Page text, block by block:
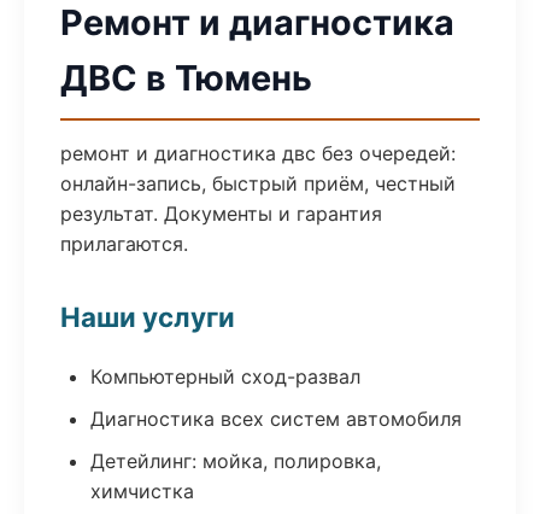
Ремонт и диагностика
ДВС в Тюмень
ремонт и диагностика двс без очередей:
онлайн-запись, быстрый приём, честный
результат. Документы и гарантия
прилагаются.
Наши услуги
Компьютерный сход-развал
Диагностика всех систем автомобиля
Детейлинг: мойка, полировка,
химчистка